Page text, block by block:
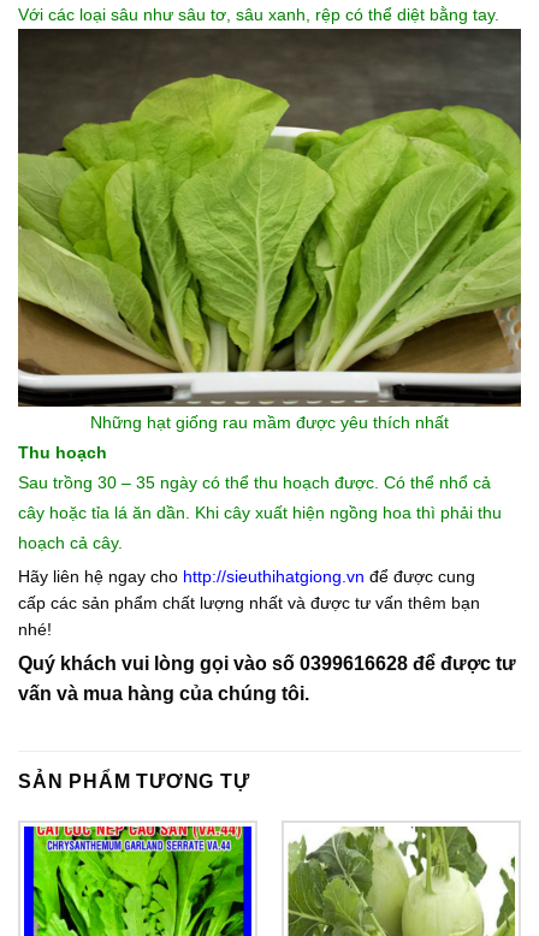
Với các loại sâu như sâu tơ, sâu xanh, rệp có thể diệt bằng tay.
Những hạt giống rau mầm được yêu thích nhất
Thu hoạch
Sau trồng 30 – 35 ngày có thể thu hoạch được. Có thể nhổ cả
cây hoặc tỉa lá ăn dần. Khi cây xuất hiện ngồng hoa thì phải thu
hoạch cả cây.
Hãy liên hệ ngay cho http://sieuthihatgiong.vn để được cung
cấp các sản phẩm chất lượng nhất và được tư vấn thêm bạn
nhé!
Quý khách vui lòng gọi vào số 0399616628 để được tư
vấn và mua hàng của chúng tôi.
SẢN PHẨM TƯƠNG TỰ